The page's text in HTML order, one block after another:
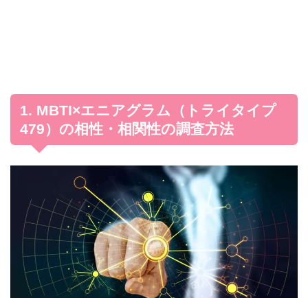
1. MBTI×エニアグラム（トライタイプ
479）の相性・相関性の調査方法